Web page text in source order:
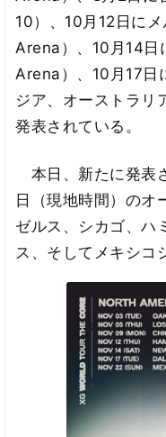
10）、10月12日に
Arena）、10月14日
Arena）、10月17日
ジア、オーストラリ
発表されている。
本日、新たに発表
日（現地時間）のオ
ゼルス、シカゴ、ハ
ス、そしてメキシコ